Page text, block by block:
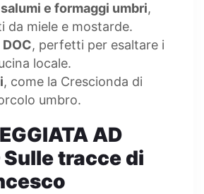
e formaggi umbri,
da miele e mostarde.
, perfetti per esaltare i
locale.
, come la Crescionda di
umbro.
AD
Sulle tracce di